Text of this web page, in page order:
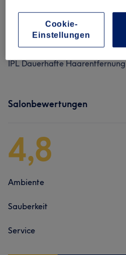
Frühlings-Angebote (1)
Damen - Waxing (25)
IPL Dauerhafte Haarentfernung
Salonbewertungen
4,8
Ambiente
Sauberkeit
Service
Cookie-
Einstellungen